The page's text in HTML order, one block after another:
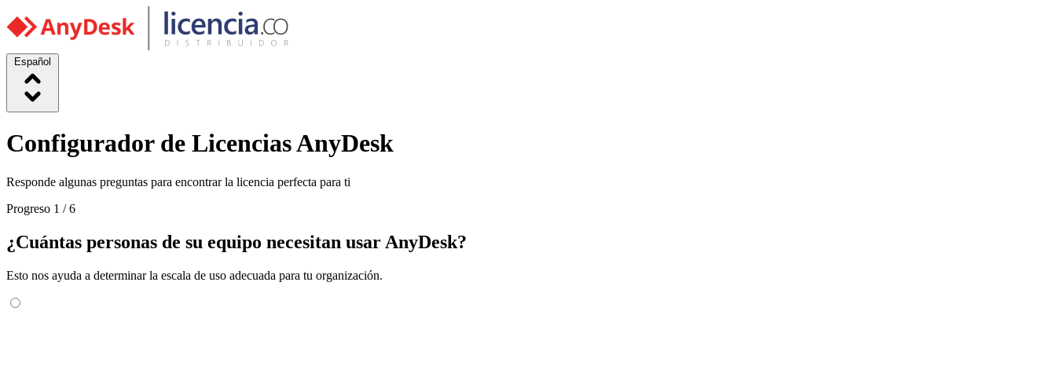
Español
Configurador de Licencias AnyDesk
Responde algunas preguntas para encontrar la licencia perfecta para ti
Progreso 1 / 6
¿Cuántas personas de su equipo necesitan usar AnyDesk?
Esto nos ayuda a determinar la escala de uso adecuada para tu organización.